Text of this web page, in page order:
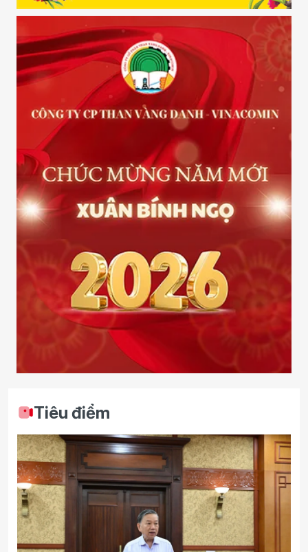
Tiêu điểm